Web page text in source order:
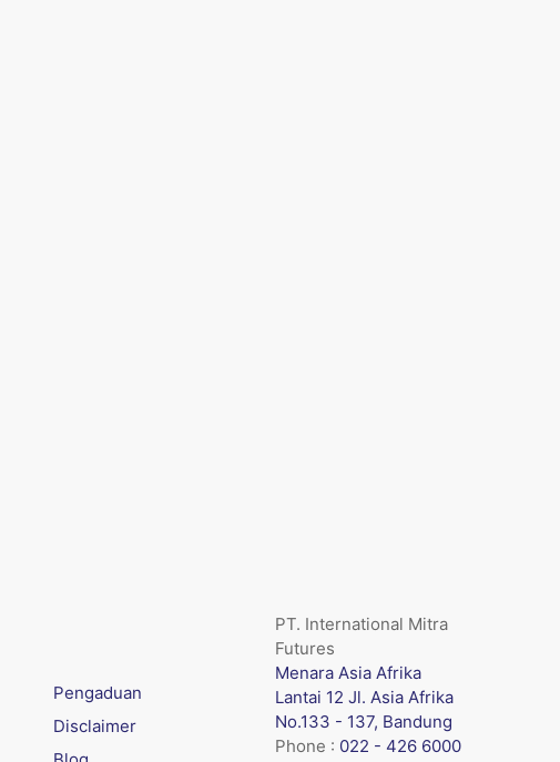
Pengaduan
Disclaimer
PT. International Mitra
Futures
Menara Asia Afrika
Lantai 12 Jl. Asia Afrika
No.133 - 137, Bandung
Phone : 022 - 426 6000